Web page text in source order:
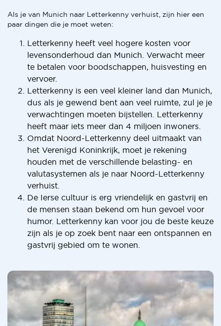
Als je van Munich naar Letterkenny verhuist, zijn hier een
paar dingen die je moet weten:
Letterkenny heeft veel hogere kosten voor
levensonderhoud dan Munich. Verwacht meer
te betalen voor boodschappen, huisvesting en
vervoer.
Letterkenny is een veel kleiner land dan Munich,
dus als je gewend bent aan veel ruimte, zul je je
verwachtingen moeten bijstellen. Letterkenny
heeft maar iets meer dan 4 miljoen inwoners.
Omdat Noord-Letterkenny deel uitmaakt van
het Verenigd Koninkrijk, moet je rekening
houden met de verschillende belasting- en
valutasystemen als je naar Noord-Letterkenny
verhuist.
De Ierse cultuur is erg vriendelijk en gastvrij en
de mensen staan bekend om hun gevoel voor
humor. Letterkenny kan voor jou de beste keuze
zijn als je op zoek bent naar een ontspannen en
gastvrij gebied om te wonen.